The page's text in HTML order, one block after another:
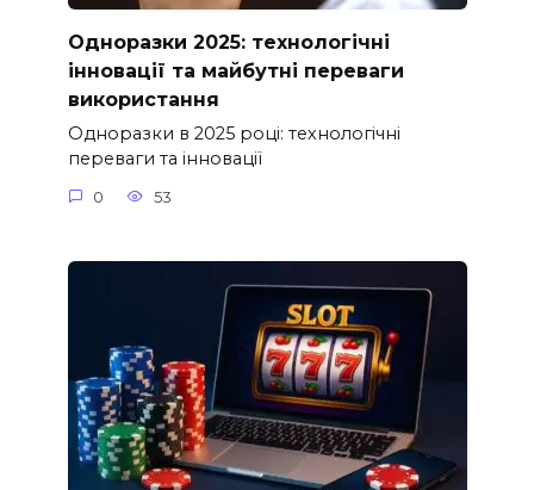
Одноразки 2025: технологічні
інновації та майбутні переваги
використання
Одноразки в 2025 році: технологічні
переваги та інновації
0 53